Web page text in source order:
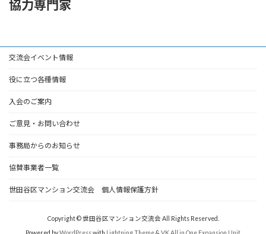
協力専門家
交流会イベント情報
役に立つ各種情報
入会のご案内
ご意見・お問い合わせ
事務局からのお知らせ
協賛事業者一覧
世田谷区マンション交流会 個人情報保護方針
Copyright © 世田谷区マンション交流会 All Rights Reserved.